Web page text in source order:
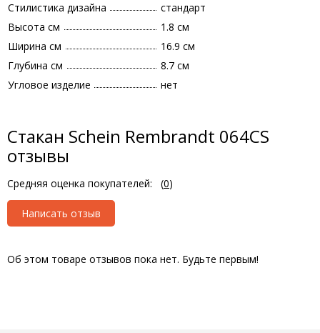
Стилистика дизайна
стандарт
Высота см
1.8 см
Ширина см
16.9 см
Глубина см
8.7 см
Угловое изделие
нет
Стакан Schein Rembrandt 064CS
отзывы
Средняя оценка покупателей: (0)
Написать отзыв
Об этом товаре отзывов пока нет. Будьте первым!